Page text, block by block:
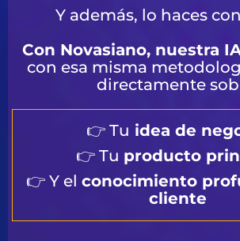
Y además, lo haces
Con Novasiano, nuestra
con esa misma
directamente
👉 Tu idea de
👉 Tu producto
👉 Y el conocimiento
cliente